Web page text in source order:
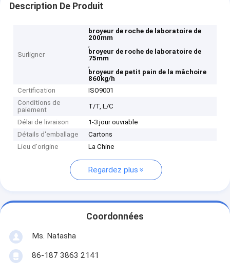
Description De Produit
Surligner
broyeur de roche de laboratoire de
200mm
,
broyeur de roche de laboratoire de
75mm
,
broyeur de petit pain de la mâchoire
860kg/h
Certification
ISO9001
Conditions de
paiement
T/T, L/C
Délai de livraison
1-3 jour ouvrable
Détails d'emballage
Cartons
Lieu d'origine
La Chine
Regardez plus
Coordonnées
Ms. Natasha
86-187 3863 2141